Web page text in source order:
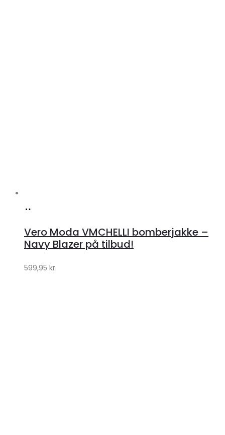
Klædeskabet.dk
Vero Moda VMCHELLI bomberjakke –
Navy Blazer på tilbud!
599,95 kr.